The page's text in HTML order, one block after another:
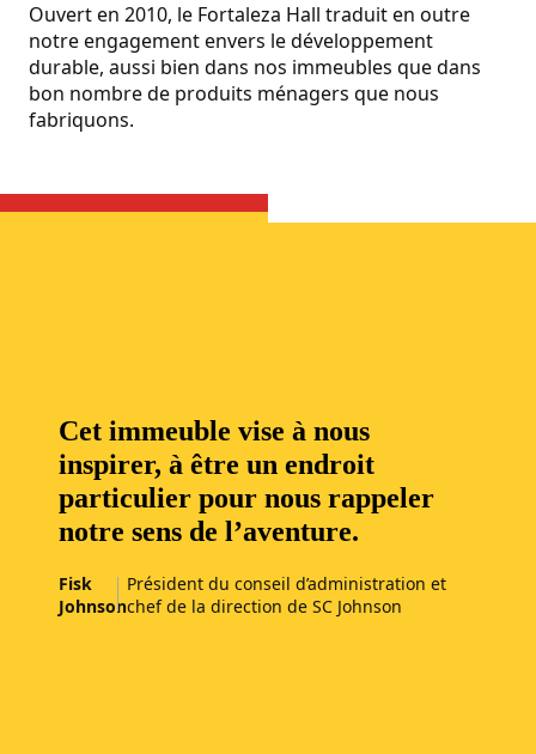
Ouvert en 2010, le Fortaleza Hall traduit en outre
notre engagement envers le développement
durable, aussi bien dans nos immeubles que dans
bon nombre de produits ménagers que nous
fabriquons.
Cet immeuble vise à nous
inspirer, à être un endroit
particulier pour nous rappeler
notre sens de l’aventure.
Fisk
Johnson
Président du conseil d’administration et
chef de la direction de SC Johnson